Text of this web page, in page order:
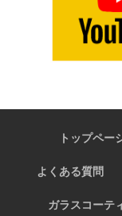
トップペー
よくある質問
ガラスコーテ